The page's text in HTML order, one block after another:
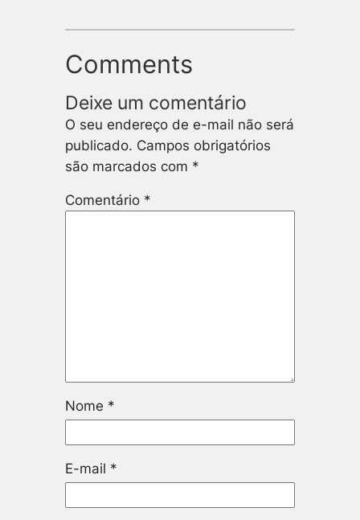
Comments
Deixe um comentário
O seu endereço de e-mail não será
publicado. Campos obrigatórios
são marcados com *
Comentário *
Nome *
E-mail *